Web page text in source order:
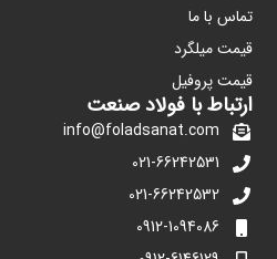
تماس با ما
قیمت میلگرد
قیمت پروفیل
ارتباط با فولاد صنعت
info@foladsanat.com
021-66242531
021-66242532
0912-1094086